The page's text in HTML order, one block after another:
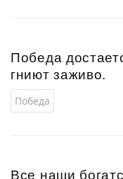
Победа
гниют заживо.
Победа
Все наши